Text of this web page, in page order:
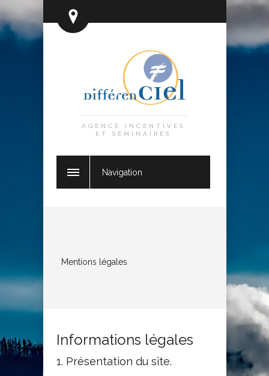
AGENCE INCENTIVES
ET SÉMINAIRES
Navigation
Mentions légales
Informations légales
1. Présentation du site.